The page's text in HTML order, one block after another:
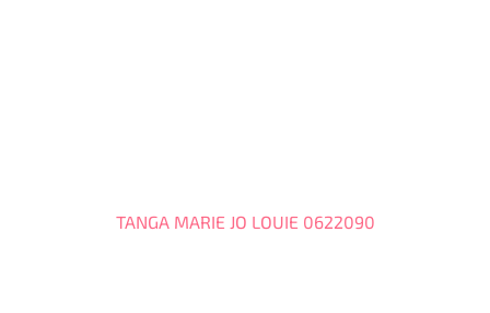
TANGA MARIE JO LOUIE 0622090